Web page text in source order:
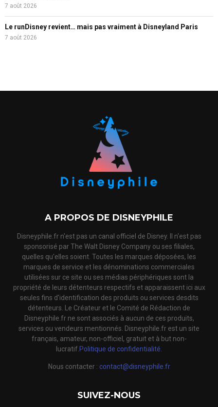
7 août 2026
Le runDisney revient… mais pas vraiment à Disneyland Paris
7 août 2026
A PROPOS DE DISNEYPHILE
Disneyphile.fr n'est pas un canal officiel de Disney. Il n'est pas
sponsorisé par The Walt Disney Company ou ses filiales,
quelles qu'elles soient. Toutes les marques déposées, les
marques de service et les dénominations commerciales
utilisées sur ce site ou ses médias périphériques sont la
propriété de leurs détenteurs respectifs et apparaissent ici aux
seules fins d'identification des produits ou services desdits
détenteurs. Le Créateur et le Comité de Rédaction de
Disneyphile.fr ne sont associés à aucun de ces produits,
services ou vendeurs mentionnés. Disneyphile.fr est un site
français, amateur, non-officiel, gratuit et à but non-
lucratif. Politique de confidentialité.
Nous contacter : contact@disneyphile.fr
SUIVEZ-NOUS